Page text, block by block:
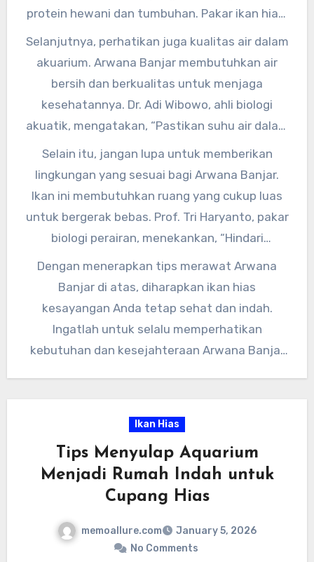
protein hewani dan tumbuhan. Pakar ikan hias,
Prof. Dian Pratiwi, menyarankan, “Jangan
memberikan pakan berlebihan kepada Arwana
Banjar, karena dapat menyebabkan obesitas
dan gangguan pencernaan. Berikan pakan
secukupnya dan variasi makanan yang sehat.”
Selanjutnya, perhatikan juga kualitas air dalam
akuarium. Arwana Banjar membutuhkan air
bersih dan berkualitas untuk menjaga
kesehatannya. Dr. Adi Wibowo, ahli biologi
akuatik, mengatakan, “Pastikan suhu air dalam
akuarium stabil dan kadar oksigen mencukupi.
Pemantauan rutin terhadap kualitas air sangat
penting dalam merawat Arwana Banjar.”
Selain itu, jangan lupa untuk memberikan
lingkungan yang sesuai bagi Arwana Banjar.
Ikan ini membutuhkan ruang yang cukup luas
untuk bergerak bebas. Prof. Tri Haryanto, pakar
biologi perairan, menekankan, “Hindari
overstocking dalam akuarium Arwana Banjar,
karena dapat menyebabkan stres pada ikan.
Pastikan juga terdapat tempat persembunyian
yang cukup untuk mengurangi stres.”
Dengan menerapkan tips merawat Arwana
Banjar di atas, diharapkan ikan hias
kesayangan Anda tetap sehat dan indah.
Ingatlah untuk selalu memperhatikan
kebutuhan dan kesejahteraan Arwana Banjar
penggemar Arwana Banjar di seluruh Indonesia.
Ikan Hias
Tips Menyulap Aquarium
Menjadi Rumah Indah untuk
Cupang Hias
memoallure.com
January 5, 2026
No Comments